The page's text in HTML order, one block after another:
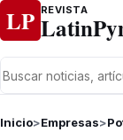
Ir al contenido
LP REVISTA
Inicio>Empresas>